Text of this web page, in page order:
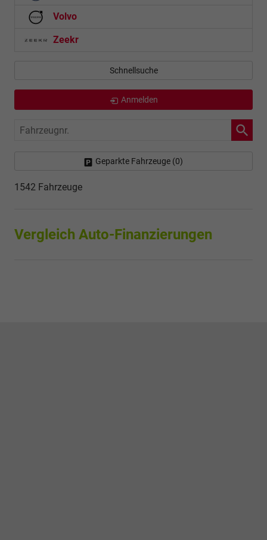
Volvo
Zeekr
Schnellsuche
Anmelden
Fahrzeugnr.
Geparkte Fahrzeuge (0)
1542 Fahrzeuge
Vergleich Auto-Finanzierungen